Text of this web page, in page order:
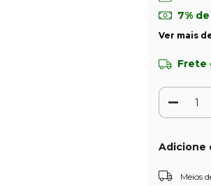
7%
Ver mais
Frete
Adicione
EntregasMeios